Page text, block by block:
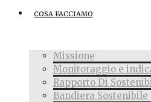
COSA FACCIAMO
Missione
Monitoraggio e
Rapporto Di
Bandiera Sostenibile